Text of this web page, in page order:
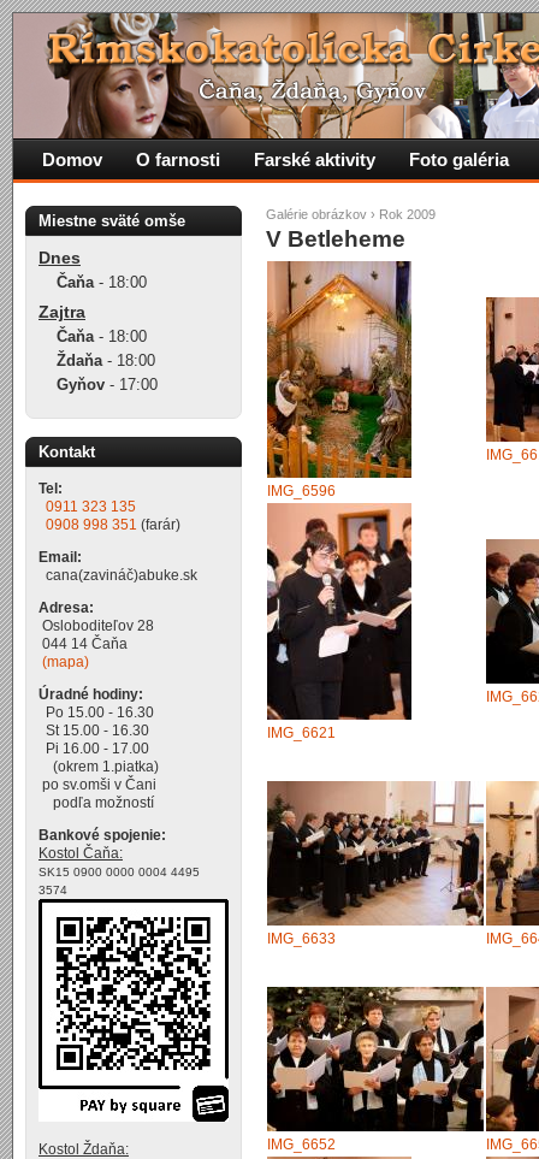
Galérie obrázkov › Rok 2009
V Betleheme
IMG_6596
IMG_6621
IMG_6633
IMG_6652
Domov O farnosti Farské aktivity Foto galéria
Miestne sväté omše
Dnes
Čaňa- 18:00
Zajtra
Čaňa- 18:00
Ždaňa- 18:00
Gyňov - 17:00
Kontakt
Tel:
0911 323 135
0908 998 351 (farár)
Email:
cana(zavináč)abuke.sk
Adresa:
Osloboditeľov 28
044 14 Čaňa
(mapa)
Úradné hodiny:
Po 15.00 - 16.30
St 15.00 - 16.30
Pi 16.00 - 17.00
(okrem 1.piatka)
po sv.omši v Čani
podľa možností
Bankové spojenie:
Kostol Čaňa:
SK15 0900 0000 0004 4495
3574
Kostol Ždaňa: